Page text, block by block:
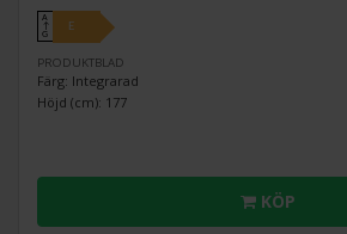
A
↑
G
E
PRODUKTBLAD
Färg: Integrarad
Höjd (cm): 177
KÖP